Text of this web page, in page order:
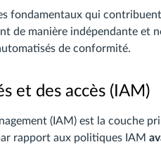
fondamentaux qui
de manière indépendante et
de conformité.
et des accès (IAM)
(IAM) est la couche
rapport aux politiques IAM